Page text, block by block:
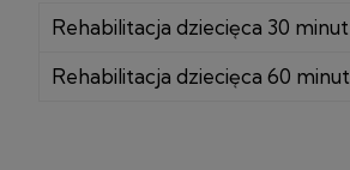
Rehabilitacja dziecięca 30 minut
Rehabilitacja dziecięca 60 minut